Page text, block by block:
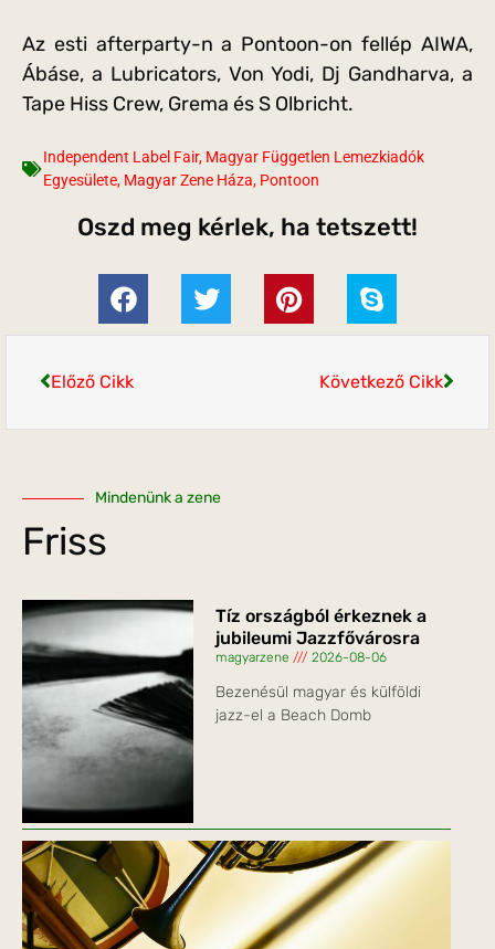
Az esti afterparty-n a Pontoon-on fellép AIWA,
Ábáse, a Lubricators, Von Yodi, Dj Gandharva, a
Tape Hiss Crew, Grema és S Olbricht.
Independent Label Fair, Magyar Független Lemezkiadók
Egyesülete, Magyar Zene Háza, Pontoon
Oszd meg kérlek, ha tetszett!
Előző Cikk Következő Cikk
Mindenünk a zene
Friss
Tíz országból érkeznek a
jubileumi Jazzfővárosra
magyarzene 2026-08-06
Bezenésül magyar és külföldi
jazz-el a Beach Domb